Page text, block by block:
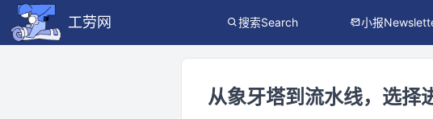
工劳网 搜索Search 小报
从象牙塔到流水线，选择